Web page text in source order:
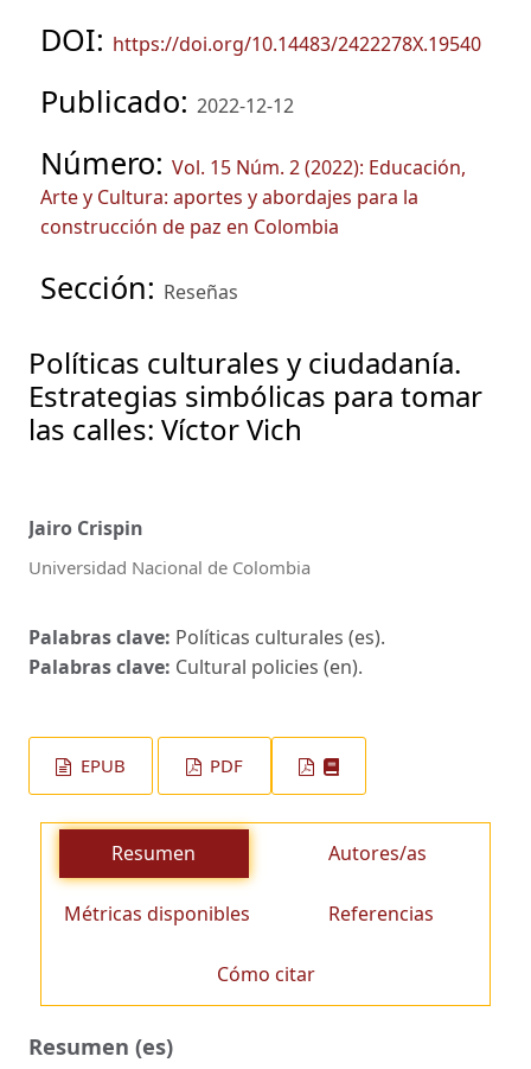
DOI: https://doi.org/10.14483/2422278X.19540
Publicado: 2022-12-12
Número: Vol. 15 Núm. 2 (2022): Educación,
Arte y Cultura: aportes y abordajes para la
construcción de paz en Colombia
Sección: Reseñas
Políticas culturales y ciudadanía.
Estrategias simbólicas para tomar
las calles: Víctor Vich
Jairo Crispin
Universidad Nacional de Colombia
Palabras clave: Políticas culturales (es).
Palabras clave: Cultural policies (en).
EPUB PDF
Resumen Autores/as
Métricas disponibles Referencias
Cómo citar
Resumen (es)